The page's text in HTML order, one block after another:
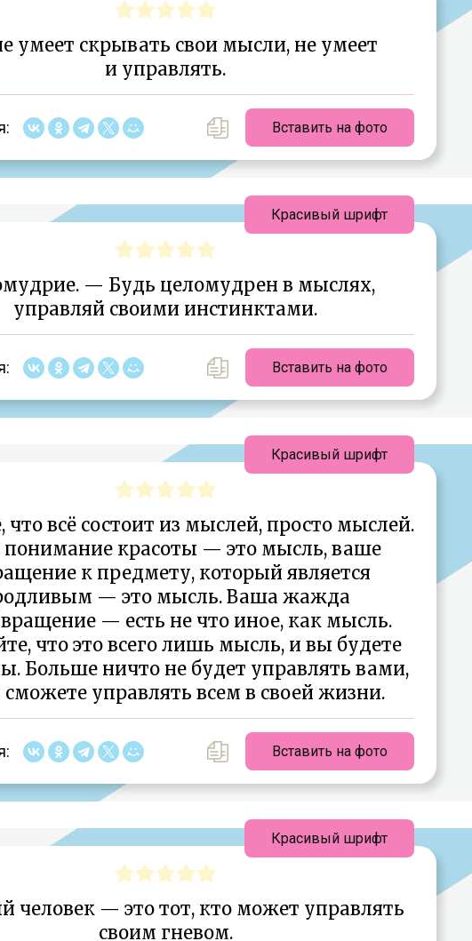
умеет скрывать свои мысли, не умеет
и управлять.
Вставить на фото
— Будь целомудрен в мыслях,
управляй своими инстинктами.
Вставить на фото
Красивый шрифт
что всё состоит из мыслей, просто мыслей.
красоты — это мысль, ваше
к предмету, который является
— это мысль. Ваша жажда
— есть не что иное, как мысль.
что это всего лишь мысль, и вы будете
Больше ничто не будет управлять вами,
управлять всем в своей жизни.
Вставить на фото
Красивый шрифт
человек — это тот, кто может управлять
своим гневом.
Красивый шрифт